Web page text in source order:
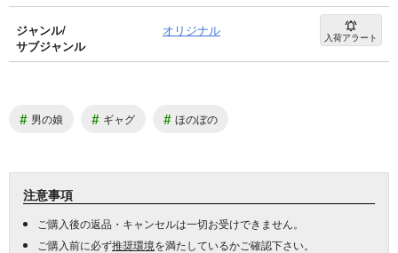
ジャンル/
サブジャンル
オリジナル 入荷アラート
# 男の娘 # ギャグ # ほのぼの
注意事項
ご購入後の返品・キャンセルは一切お受けできません。
ご購入前に必ず推奨環境を満たしているかご確認下さい。